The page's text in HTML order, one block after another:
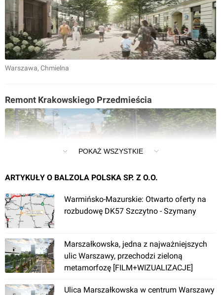
Warszawa, Chmielna
Remont Krakowskiego Przedmieścia
Warszawa, Krakowskie Przedmieście
Przebudowa ul. Franciszkańskiej wraz z budową
pętli tramwajowej
POKAŻ WSZYSTKIE
ARTYKUŁY O BALZOLA POLSKA SP. Z O.O.
Warmińsko-Mazurskie: Otwarto oferty na
rozbudowę DK57 Szczytno - Szymany
Marszałkowska, jedna z najważniejszych
ulic Warszawy, przechodzi zieloną
metamorfozę [FILM+WIZUALIZACJE]
Ulica Marszałkowska w centrum Warszawy